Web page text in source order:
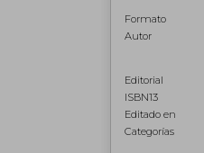
Formato
Autor
Editorial
ISBN13
Editado en
Categorías